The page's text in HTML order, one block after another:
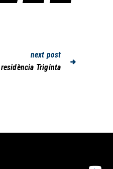
next post
Triginta